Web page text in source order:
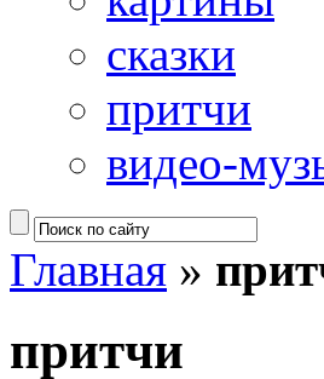
сказки
притчи
видео-
Главная »
притчи